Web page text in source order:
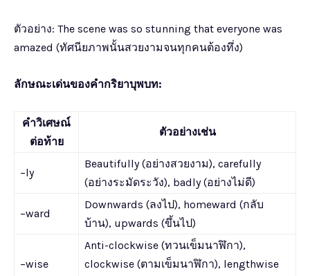
ตัวอย่าง: The scene was so stunning that everyone was
amazed (ทัศนียภาพนั้นสวยงามจนทุกคนต้องทึ่ง)
ลักษณะเด่นของคำกริยาบุพบท:
คำวิเศษณ์
ต่อท้าย
ตัวอย่างเช่น
–ly
Beautifully (อย่างสวยงาม), carefully
(อย่างระมัดระวัง), badly (อย่างไม่ดี)
–ward
Downwards (ลงไป), homeward (กลับ
บ้าน), upwards (ขึ้นไป)
–wise
Anti-clockwise (ทวนเข็มนาฬิกา),
clockwise (ตามเข็มนาฬิกา), lengthwise